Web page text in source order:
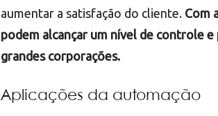
aumentar a satisfação do cliente. Com
podem alcançar um nível de controle e
grandes corporações.
Aplicações da automação